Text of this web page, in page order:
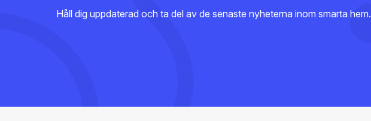
Håll dig uppdaterad och ta del av de senaste nyheterna inom smarta hem.